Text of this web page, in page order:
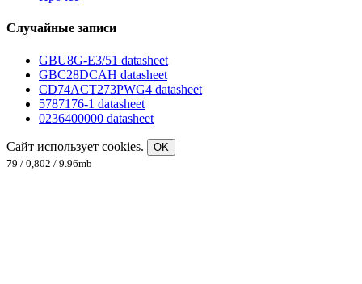
Случайные записи
GBU8G-E3/51 datasheet
GBC28DCAH datasheet
CD74ACT273PWG4 datasheet
5787176-1 datasheet
0236400000 datasheet
Сайт использует cookies.
OK
79 / 0,802 / 9.96mb